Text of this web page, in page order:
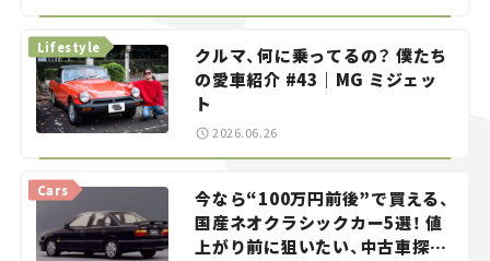
クルマ、何に乗ってるの？ 僕たち
の愛車紹介 #43｜MG ミジェッ
ト
Lifestyle
2026.06.26
今なら“100万円前後”で買える、
国産ネオクラシックカー5選！ 値
上がり前に狙いたい、中古車探し
Cars